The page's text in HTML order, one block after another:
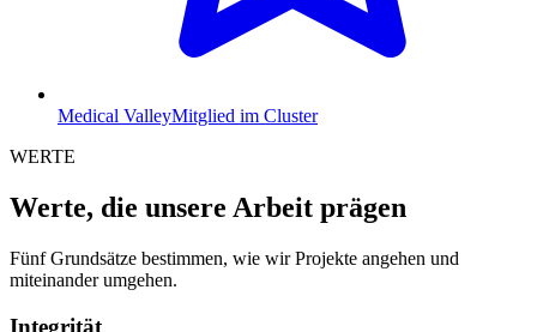
Medical ValleyMitglied im Cluster
WERTE
Werte, die unsere Arbeit prägen
Fünf Grundsätze bestimmen, wie wir Projekte angehen und
miteinander umgehen.
Integrität